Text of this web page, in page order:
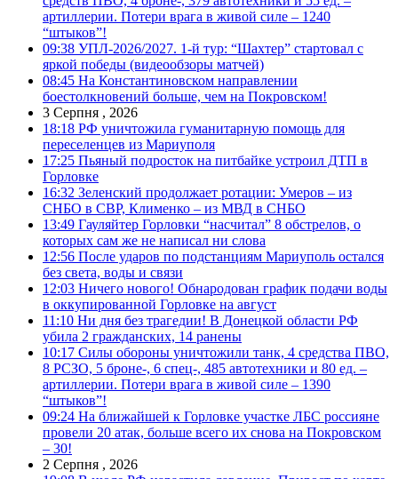
артиллерии. Потери врага в живой силе – 1240
“штыков”!
09:38 УПЛ-2026/2027. 1-й тур: “Шахтер” стартовал с
яркой победы (видеообзоры матчей)
08:45 На Константиновском направлении
боестолкновений больше, чем на Покровском!
3 Серпня , 2026
18:18 РФ уничтожила гуманитарную помощь для
переселенцев из Мариуполя
17:25 Пьяный подросток на питбайке устроил ДТП в
Горловке
16:32 Зеленский продолжает ротации: Умеров – из
СНБО в СВР, Клименко – из МВД в СНБО
13:49 Гауляйтер Горловки “насчитал” 8 обстрелов, о
которых сам же не написал ни слова
12:56 После ударов по подстанциям Мариуполь остался
без света, воды и связи
12:03 Ничего нового! Обнародован график подачи воды
в оккупированной Горловке на август
11:10 Ни дня без трагедии! В Донецкой области РФ
убила 2 гражданских, 14 ранены
10:17 Силы обороны уничтожили танк, 4 средства ПВО,
8 РСЗО, 5 броне-, 6 спец-, 485 автотехники и 80 ед. –
артиллерии. Потери врага в живой силе – 1390
“штыков”!
09:24 На ближайшей к Горловке участке ЛБС россияне
провели 20 атак, больше всего их снова на Покровском
– 30!
2 Серпня , 2026